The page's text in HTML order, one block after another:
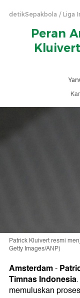
detikSepakbola Liga
Peran
Patrick Kluivert resmi
Getty Images/ANP)
Amsterdam-
Timnas Indonesia
memuluskan